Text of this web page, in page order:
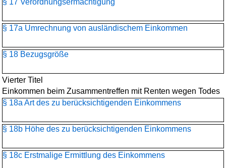
§ 17 Verordnungsermächtigung
§ 17a Umrechnung von ausländischem Einkommen
§ 18 Bezugsgröße
Vierter Titel
Einkommen beim Zusammentreffen mit Renten wegen Todes
§ 18a Art des zu berücksichtigenden Einkommens
§ 18b Höhe des zu berücksichtigenden Einkommens
§ 18c Erstmalige Ermittlung des Einkommens